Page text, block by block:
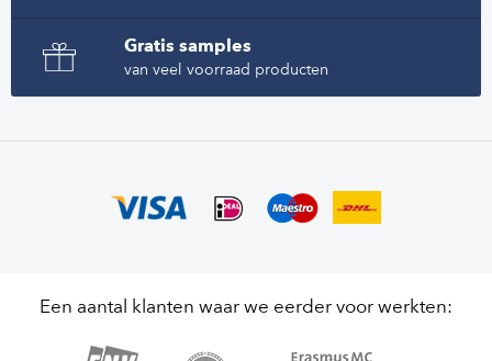
Gratis samples
van veel voorraad producten
Een aantal klanten waar we eerder voor werkten: